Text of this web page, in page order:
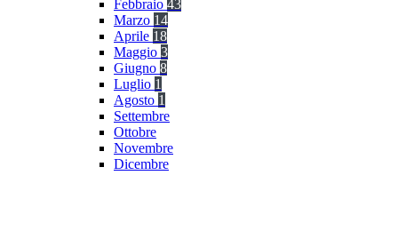
Febbraio 43
Marzo 14
Aprile 18
Maggio 3
Giugno 8
Luglio 1
Agosto 1
Settembre
Ottobre
Novembre
Dicembre